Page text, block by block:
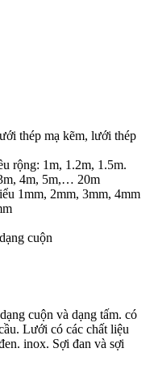
thép mạ kẽm, lưới thép
rộng: 1m, 1.2m, 1.5m.
4m, 5m,… 20m
1mm, 2mm, 3mm, 4mm
cuộn
cuộn và dạng tấm. có
Lưới có các chất liệu
inox. Sợi đan và sợi